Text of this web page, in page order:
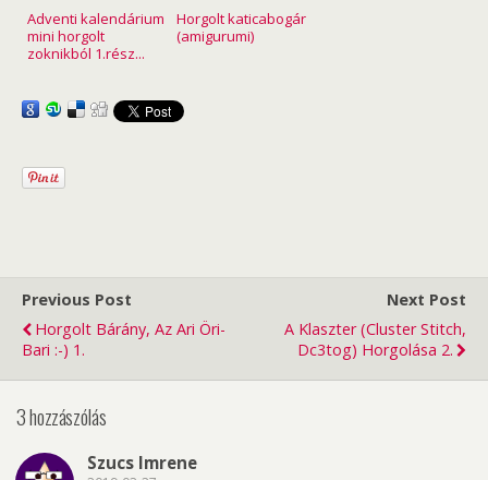
Adventi kalendárium
mini horgolt
zoknikból 1.rész...
Horgolt katicabogár
(amigurumi)
Previous Post
Horgolt Bárány, Az Ari Öri-
Bari :-) 1.
Next Post
A Klaszter (cluster Stitch,
Dc3tog) Horgolása 2.
3 hozzászólás
Szucs Imrene